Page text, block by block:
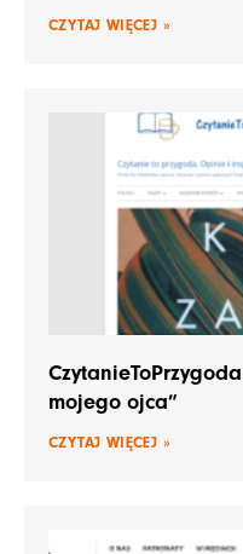
CZYTAJ WIĘCEJ »
mojego ojca”
CZYTAJ WIĘCEJ »